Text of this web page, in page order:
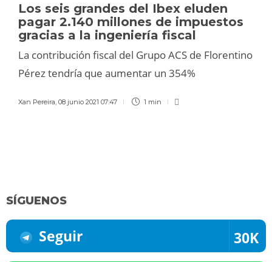
Los seis grandes del Ibex eluden
pagar 2.140 millones de impuestos
gracias a la ingeniería fiscal
La contribución fiscal del Grupo ACS de Florentino
Pérez tendría que aumentar un 354%
Xan Pereira, 08 junio 2021 07:47 1 min
SÍGUENOS
Seguir 30K